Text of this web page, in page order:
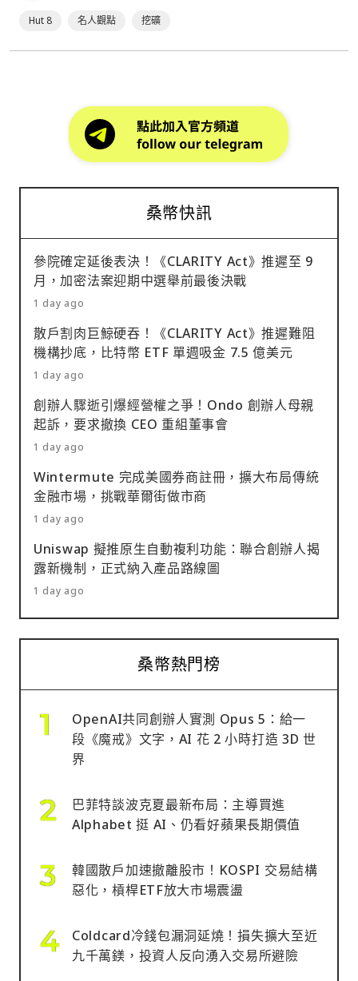
Hut 8 名人觀點 挖礦
桑幣快訊
參院確定延後表決！《CLARITY Act》推遲至 9
月，加密法案迎期中選舉前最後決戰
1 day ago
散戶割肉巨鯨硬吞！《CLARITY Act》推遲難阻
機構抄底，比特幣 ETF 單週吸金 7.5 億美元
1 day ago
創辦人驟逝引爆經營權之爭！Ondo 創辦人母親
起訴，要求撤換 CEO 重組董事會
1 day ago
Wintermute 完成美國券商註冊，擴大布局傳統
金融市場，挑戰華爾街做市商
1 day ago
Uniswap 擬推原生自動複利功能：聯合創辦人揭
露新機制，正式納入產品路線圖
1 day ago
桑幣熱門榜
OpenAI共同創辦人實測 Opus 5：給一
段《魔戒》文字，AI 花 2 小時打造 3D 世
界
巴菲特談波克夏最新布局：主導買進
Alphabet 挺 AI、仍看好蘋果長期價值
韓國散戶加速撤離股市！KOSPI 交易結構
惡化，槓桿ETF放大市場震盪
Coldcard冷錢包漏洞延燒！損失擴大至近
九千萬鎂，投資人反向湧入交易所避險